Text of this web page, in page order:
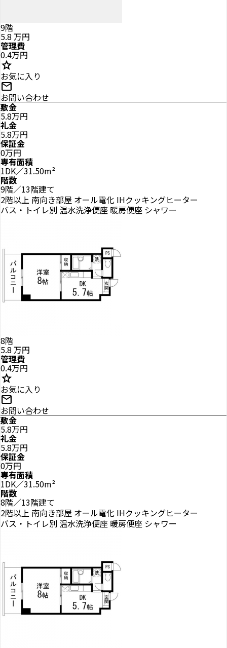
9階
5.8 万円
管理費
0.4万円
star
お気に入り
mail
お問い合わせ
敷金
5.8万円
礼金
5.8万円
保証金
0万円
専有面積
1DK／31.50m²
階数
9階／13階建て
2階以上 南向き部屋 オール電化 IHクッキングヒーター
バス・トイレ別 温水洗浄便座 暖房便座 シャワー
8階
5.8 万円
管理費
0.4万円
star
お気に入り
mail
お問い合わせ
敷金
5.8万円
礼金
5.8万円
保証金
0万円
専有面積
1DK／31.50m²
階数
8階／13階建て
2階以上 南向き部屋 オール電化 IHクッキングヒーター
バス・トイレ別 温水洗浄便座 暖房便座 シャワー